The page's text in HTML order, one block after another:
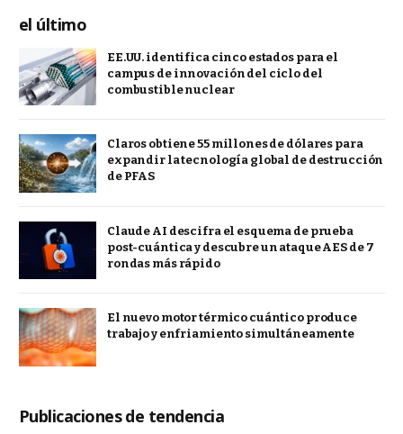
el último
EE.UU. identifica cinco estados para el
campus de innovación del ciclo del
combustible nuclear
Claros obtiene 55 millones de dólares para
expandir la tecnología global de destrucción
de PFAS
Claude AI descifra el esquema de prueba
post-cuántica y descubre un ataque AES de 7
rondas más rápido
El nuevo motor térmico cuántico produce
trabajo y enfriamiento simultáneamente
Publicaciones de tendencia